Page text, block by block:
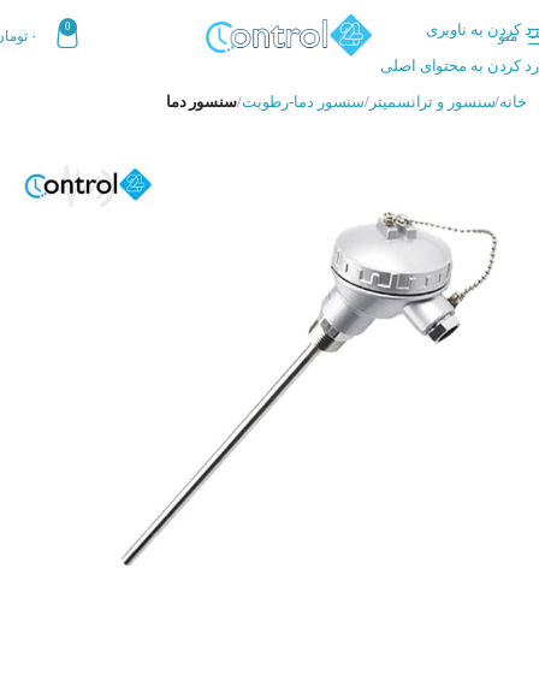
رد کردن به ناوبری
رد کردن به محتوای اصلی
منو
0
۰
خانه سنسور و ترانسمیتر سنسور دما-رطوبت سنسور دما